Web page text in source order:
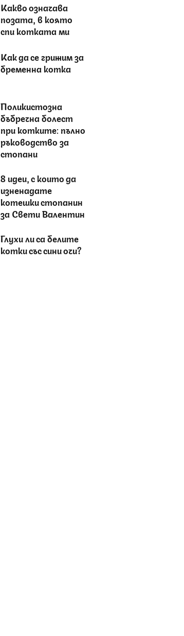
Какво означава
позата, в която
спи котката ми
Как да се грижим за
бременна котка
Поликистозна
бъбречна болест
при котките: пълно
ръководство за
стопани
8 идеи, с които да
изненадате
котешки стопанин
за Свети Валентин
Глухи ли са белите
котки със сини очи?